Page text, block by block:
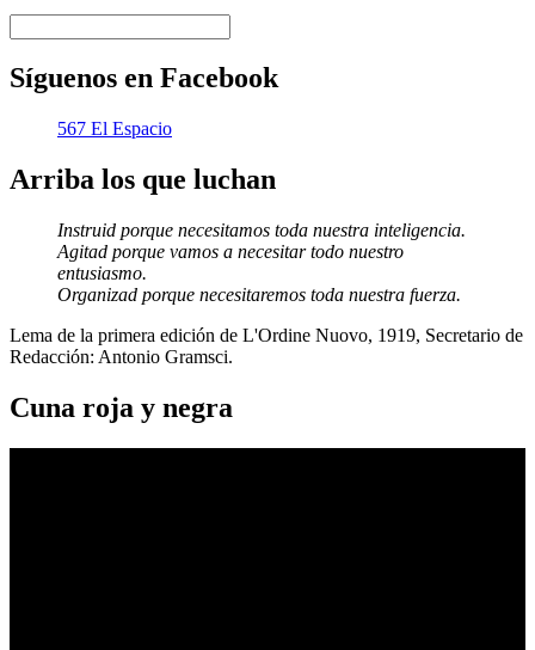
Síguenos en Facebook
567 El Espacio
Arriba los que luchan
Instruid porque necesitamos toda nuestra inteligencia.
Agitad porque vamos a necesitar todo nuestro
entusiasmo.
Organizad porque necesitaremos toda nuestra fuerza.
Lema de la primera edición de L'Ordine Nuovo, 1919, Secretario de
Redacción: Antonio Gramsci.
Cuna roja y negra